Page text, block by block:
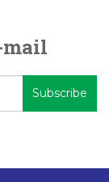
mail